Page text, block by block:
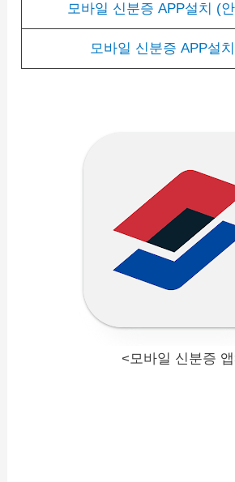
모바일 신분증 APP설치 (
모바일 신분증 APP설
<모바일 신분증